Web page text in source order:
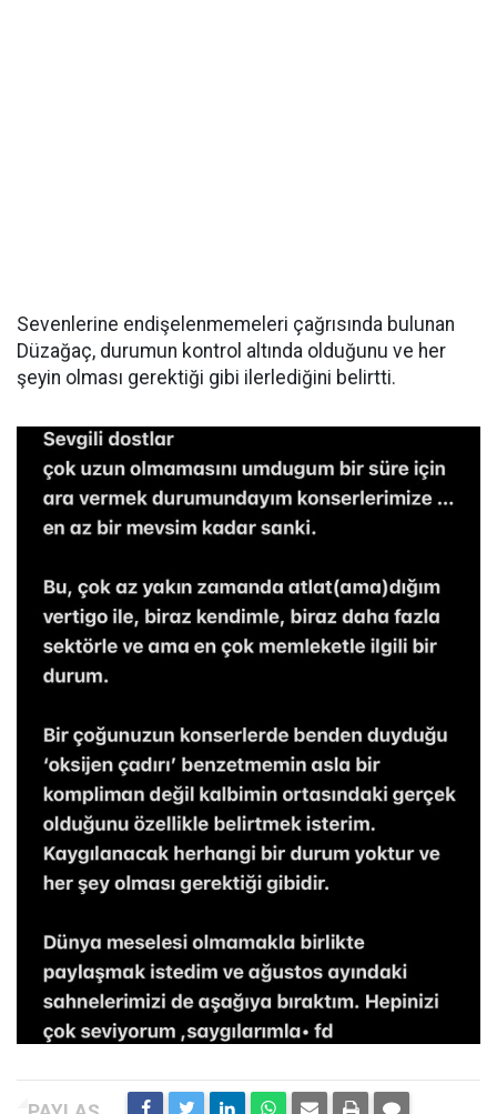
Sevenlerine endişelenmemeleri çağrısında bulunan
Düzağaç, durumun kontrol altında olduğunu ve her
şeyin olması gerektiği gibi ilerlediğini belirtti.